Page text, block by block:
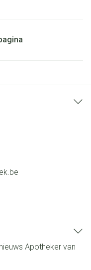
Apotheker van